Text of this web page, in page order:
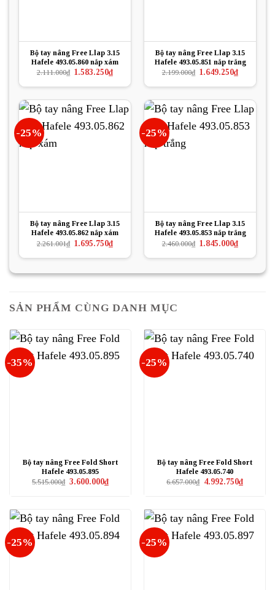
Bộ tay nâng Free Llap 3.15
Hafele 493.05.860 nắp xám
2.111.000₫ Giá
là:
1.583.250₫Giá
hiện
tại
1.583.250₫.
Bộ tay nâng Free Llap 3.15
Hafele 493.05.851 nắp trắng
2.199.000₫ Giá
là:
1.649.250₫Giá
hiện
tại
1.649.250₫.
-25%
Bộ tay nâng Free Llap 3.15
Hafele 493.05.862 nắp xám
2.261.001₫ Giá
là:
1.695.750₫Giá
hiện
tại
1.695.750₫.
-25%
Bộ tay nâng Free Llap 3.15
Hafele 493.05.853 nắp trắng
2.460.000₫ Giá
là:
1.845.000₫Giá
hiện
tại
1.845.000₫.
SẢN PHẨM CÙNG DANH MỤC
-35%
Bộ tay nâng Free Fold Short
Hafele 493.05.895
5.515.000₫ Giá
3.600.000₫Giá
hiện
-25%
Bộ tay nâng Free Fold Short
Hafele 493.05.740
6.657.000₫ Giá
4.992.750₫Giá
hiện
-25% -25%